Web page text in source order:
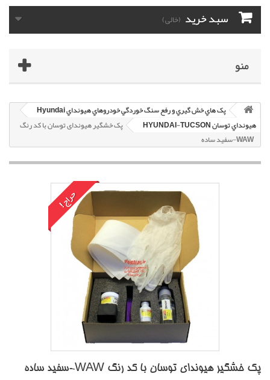
سبد خرید (خالی)
منو
پک هاي خش گيري و رفع سنگ خوردگي خودروهاي هيونداي Hyundai
هيونداي توسان HYUNDAI-TUCSON
پک خشگير هیوندای توسان با کد رنگ
WAW-سفيد ساده
حراج!
پک خشگير هیوندای توسان با کد رنگ WAW-سفيد ساده